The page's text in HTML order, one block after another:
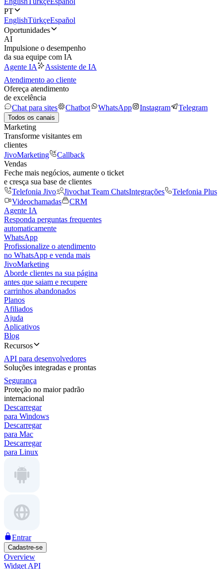
PT
EnglishTürkçeEspañol
Oportunidades
AI
Impulsione o desempenho
da sua equipe com IA
Agente IA
Assistente de IA
Atendimento ao cliente
Ofereça atendimento
de excelência
Chat para sites
Chatbot WhatsApp Instagram Telegram
Todos os canais
Marketing
Transforme visitantes em
clientes
JivoMarketing
Callback
Vendas
Feche mais negócios, aumente o ticket
e cresça sua base de clientes
Telefonia Jivo
Jivochat Team ChatsIntegrações
Telefonia Plus
Videochamadas
CRM
Agente IA
Responda perguntas frequentes
automaticamente
WhatsApp
Profissionalize o atendimento
no WhatsApp e venda mais
JivoMarketing
Aborde clientes na sua página
antes que saiam e recupere
carrinhos abandonados
Planos
Afiliados
Ajuda
Aplicativos
Blog
Recursos
API para desenvolvedores
Soluções integradas e prontas
Segurança
Proteção no maior padrão
internacional
Descarregar
para Windows
Descarregar
para Mac
Descarregar
para Linux
Entrar
Cadastre-se
Overview
Widget API